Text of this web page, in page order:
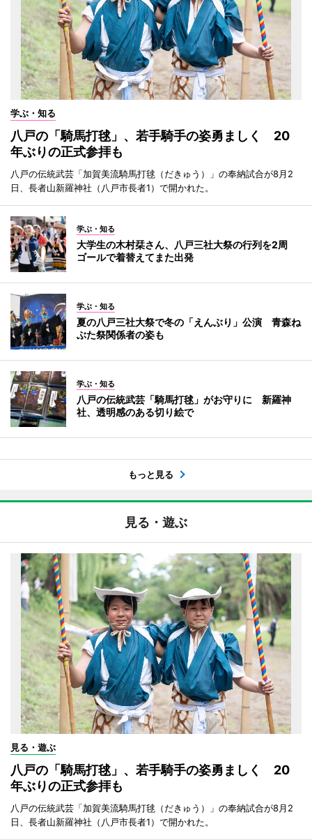
学ぶ・知る
八戸の「騎馬打毬」、若手騎手の姿勇ましく 20
年ぶりの正式参拝も
八戸の伝統武芸「加賀美流騎馬打毬（だきゅう）」の奉納試合が8月2
日、長者山新羅神社（八戸市長者1）で開かれた。
学ぶ・知る
大学生の木村栞さん、八戸三社大祭の行列を2周
ゴールで着替えてまた出発
学ぶ・知る
夏の八戸三社大祭で冬の「えんぶり」公演 青森ね
ぶた祭関係者の姿も
学ぶ・知る
八戸の伝統武芸「騎馬打毬」がお守りに 新羅神
社、透明感のある切り絵で
もっと見る
見る・遊ぶ
見る・遊ぶ
八戸の「騎馬打毬」、若手騎手の姿勇ましく 20
年ぶりの正式参拝も
八戸の伝統武芸「加賀美流騎馬打毬（だきゅう）」の奉納試合が8月2
日、長者山新羅神社（八戸市長者1）で開かれた。